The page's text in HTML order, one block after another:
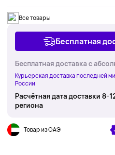
Все товары
Бесплатная
Бесплатная доставка с
Курьерская доставка последней
России
Расчётная дата доставки 8-
региона
Товар из ОАЭ